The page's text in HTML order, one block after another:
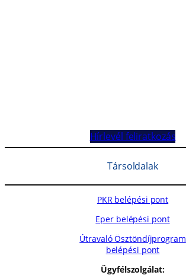
Hírlevél feliratkozás
Társoldalak
PKR belépési pont
Eper belépési pont
Útravaló Ösztöndíjprogram
belépési pont
Ügyfélszolgálat: